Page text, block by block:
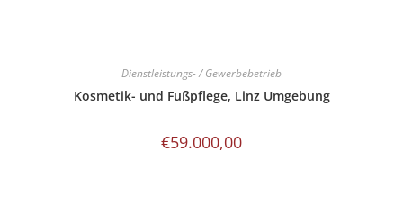
Dienstleistungs- / Gewerbebetrieb
Kosmetik- und Fußpflege, Linz Umgebung
€59.000,00